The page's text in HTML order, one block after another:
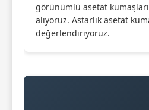
görünümlü asetat
alıyoruz. Astarlık asetat
değerlendiriyoruz.